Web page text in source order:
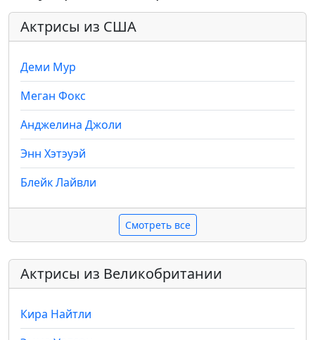
Актрисы из США
Деми Мур
Меган Фокс
Анджелина Джоли
Энн Хэтэуэй
Блейк Лайвли
Смотреть все
Актрисы из Великобритании
Кира Найтли